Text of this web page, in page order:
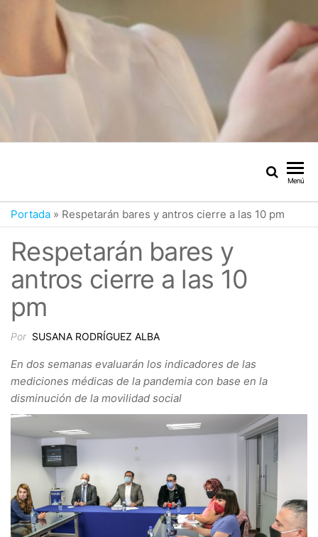
Menú
Portada » Respetarán bares y antros cierre a las 10 pm
Respetarán bares y
antros cierre a las 10
pm
Por SUSANA RODRÍGUEZ ALBA
En dos semanas evaluarán los indicadores de las
mediciones médicas de la pandemia con base en la
disminución de la movilidad social